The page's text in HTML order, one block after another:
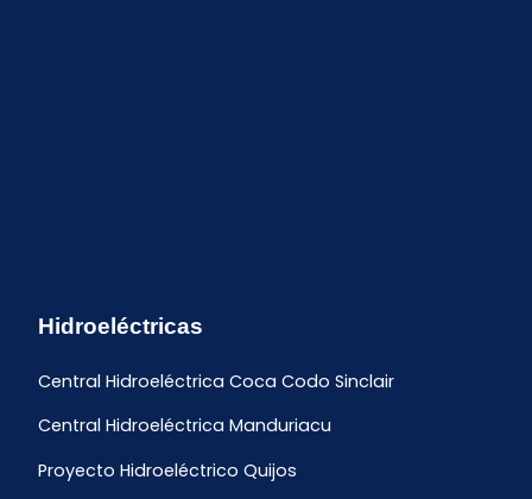
Hidroeléctricas
Central Hidroeléctrica Coca Codo Sinclair
Central Hidroeléctrica Manduriacu
Proyecto Hidroeléctrico Quijos